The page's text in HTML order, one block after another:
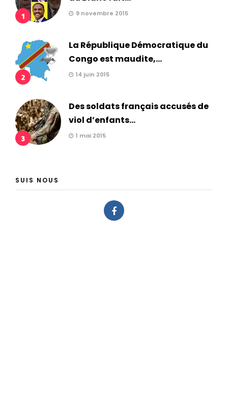
1 9 novembre 2015
2
La République Démocratique du
Congo est maudite,...
14 juin 2015
3
Des soldats français accusés de
viol d’enfants...
1 mai 2015
SUIS NOUS